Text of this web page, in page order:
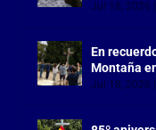
Jul 18, 2026
En
Montaña
Jul 18, 2026